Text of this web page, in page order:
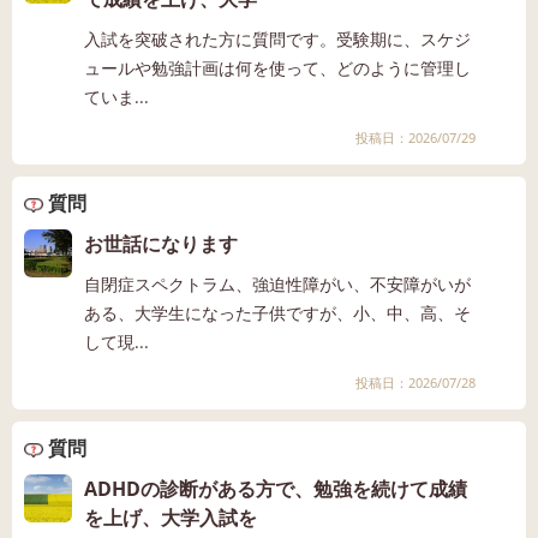
入試を突破された方に質問です。受験期に、スケジ
ュールや勉強計画は何を使って、どのように管理し
ていま...
投稿日：2026/07/29
質問
お世話になります
自閉症スペクトラム、強迫性障がい、不安障がいが
ある、大学生になった子供ですが、小、中、高、そ
して現...
投稿日：2026/07/28
質問
ADHDの診断がある方で、勉強を続けて成績
を上げ、大学入試を